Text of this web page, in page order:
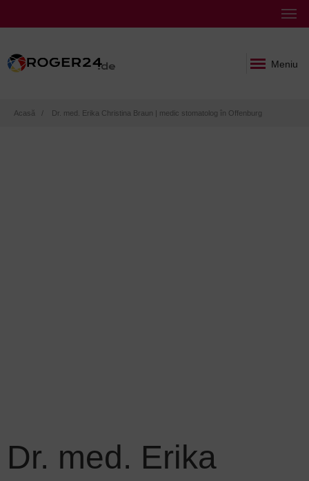
Meniu
Breadcrumb
Acasă Dr. med. Erika Christina Braun | medic stomatolog în Offenburg
Dr. med. Erika